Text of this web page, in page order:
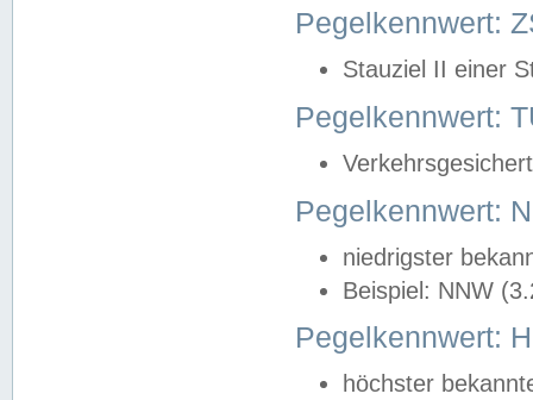
Pegelkennwert:
Stauziel II einer
Pegelkennwert:
Pegelkennwert:
niedrigster
Beispiel: NNW
Pegelkennwert:
höchster